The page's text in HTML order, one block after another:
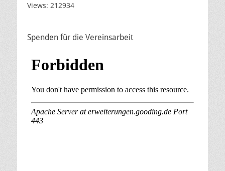
Views: 212934
Spenden für die Vereinsarbeit